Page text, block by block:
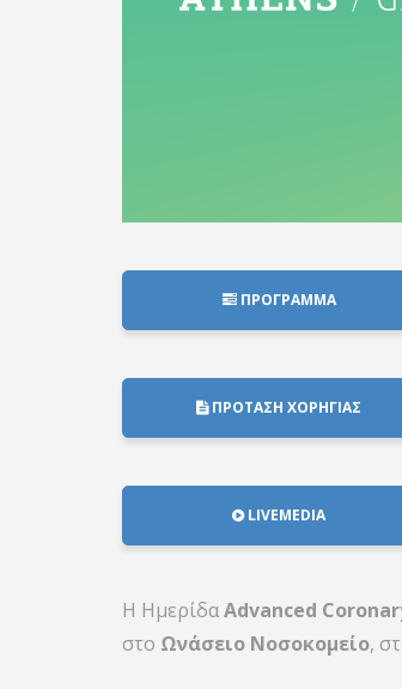
ΠΡΟΓΡΑΜΜΑ
ΠΡΟΤΑΣΗ ΧΟΡΗΓΙΑΣ
LIVEMEDIA
Η ΗμερίδαAdvanced
στο Ωνάσειο Νοσοκομείο,